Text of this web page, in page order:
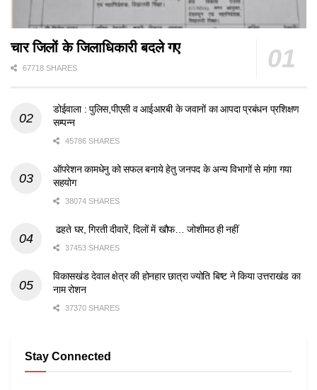
चार जिलों के जिलाधिकारी बदले गए
67718 SHARES
डोईवाला : पुलिस,पीएसी व आईआरबी के जवानों का आपदा प्रबंधन प्रशिक्षण
सम्पन्न
45786 SHARES
ऑपरेशन कामधेनु को सफल बनाये हेतु जनपद के अन्य विभागों से मांगा गया
सहयोग
38074 SHARES
ढहते घर, गिरती दीवारें, दिलों में खौफ… जोशीमठ ही नहीं
37453 SHARES
विकासखंड देवाल क्षेत्र की होनहार छात्रा ज्योति बिष्ट ने किया उत्तराखंड का
नाम रोशन
37370 SHARES
Stay Connected